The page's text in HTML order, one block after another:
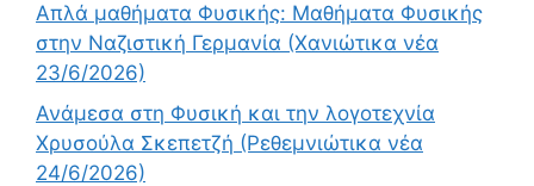
Απλά μαθήματα Φυσικής: Μαθήματα Φυσικής
στην Ναζιστική Γερμανία (Χανιώτικα νέα
23/6/2026)
Ανάμεσα στη Φυσική και την λογοτεχνία
Χρυσούλα Σκεπετζή (Ρεθεμνιώτικα νέα
24/6/2026)